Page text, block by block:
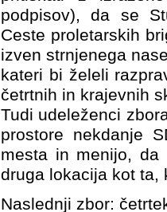
podpisov), da se
Ceste proletarskih
izven strnjenega
kateri bi želeli
četrtnih in krajevnih
Tudi udeleženci
prostore nekdanje
mesta in menijo,
druga lokacija kot
Naslednji zbor: